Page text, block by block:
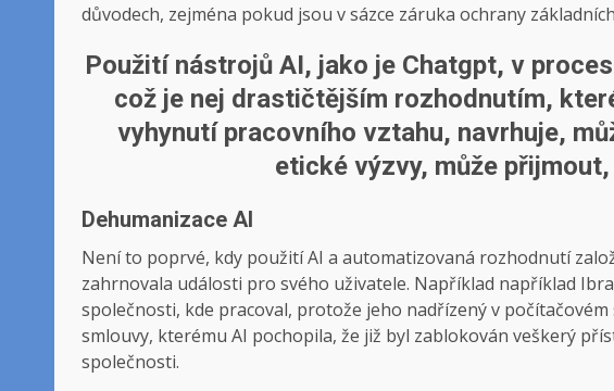
důvodech, zejména pokud jsou v sázce záruka ochrany
Použití nástrojů AI, jako je Chatgpt, v
což je nej drastičtějším rozhodnutím,
vyhynutí pracovního vztahu, navrhuje,
etické výzvy, může
Dehumanizace AI
Není to poprvé, kdy použití AI a automatizovaná rozhodnutí
zahrnovala události pro svého uživatele. Například například
společnosti, kde pracoval, protože jeho nadřízený v
smlouvy, kterému AI pochopila, že již byl zablokován veškerý
společnosti.